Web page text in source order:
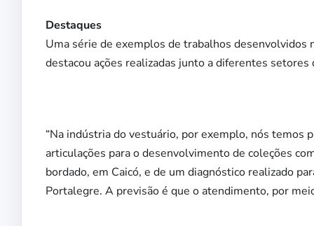
Destaques
Uma série de exemplos de trabalhos
destacou ações realizadas junto a diferentes
“Na indústria do vestuário, por exemplo, nós temos
articulações para o desenvolvimento de coleções
bordado, em Caicó, e de um diagnóstico realizado
Portalegre. A previsão é que o atendimento, por